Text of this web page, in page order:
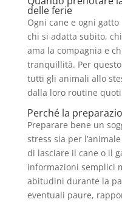
delle ferie
Ogni cane e ogni
chi si adatta subito,
ama la compagnia e
tranquillità. Per
tutti gli animali allo
dalla loro routine
Perché la
Preparare bene un
stress sia per
di lasciare il cane o il
informazioni semplici
abitudini durante la
eventuali paure,